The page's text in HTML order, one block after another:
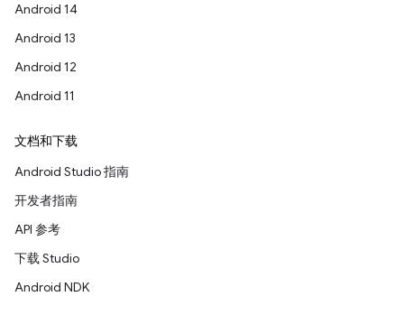
Android 14
Android 13
Android 12
Android 11
文档和下载
Android Studio 指南
开发者指南
API 参考
下载 Studio
Android NDK